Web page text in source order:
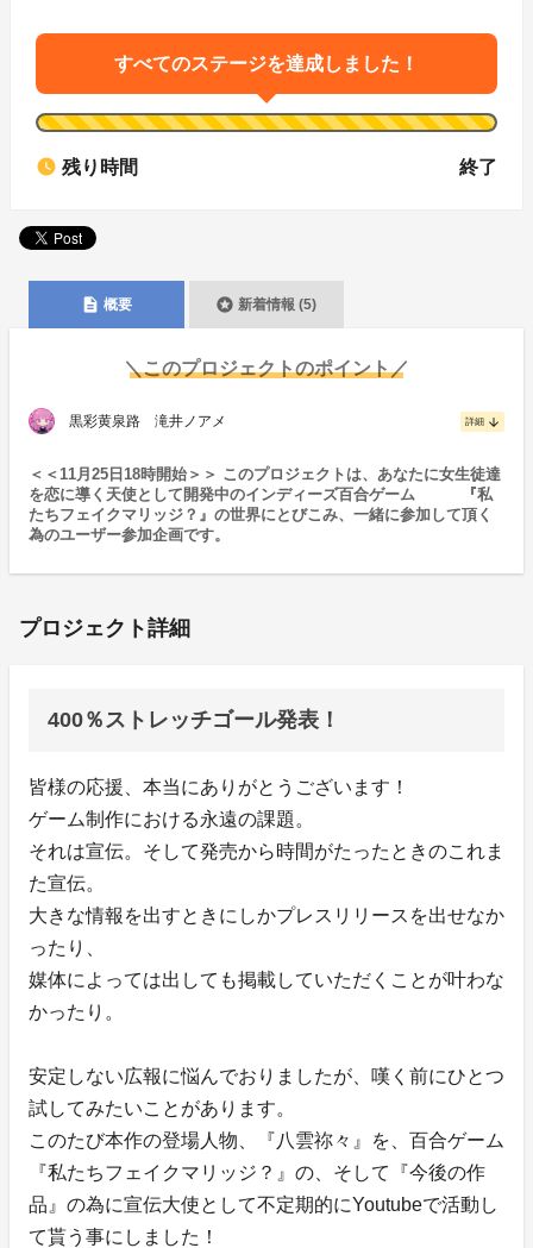
すべてのステージを達成しました！
watch_later 残り時間 終了
description 概要 stars 新着情報(5)
＼このプロジェクトのポイント／
黒彩黄泉路 滝井ノアメ 詳細 arrow_downward
＜＜11月25日18時開始＞＞ このプロジェクトは、あなたに女生徒達
を恋に導く天使として開発中のインディーズ百合ゲーム 『私
たちフェイクマリッジ？』の世界にとびこみ、一緒に参加して頂く
為のユーザー参加企画です。
プロジェクト詳細
400％ストレッチゴール発表！
皆様の応援、本当にありがとうございます！
ゲーム制作における永遠の課題。
それは宣伝。そして発売から時間がたったときのこれま
た宣伝。
大きな情報を出すときにしかプレスリリースを出せなか
ったり、
媒体によっては出しても掲載していただくことが叶わな
かったり。
安定しない広報に悩んでおりましたが、嘆く前にひとつ
試してみたいことがあります。
このたび本作の登場人物、『八雲祢々』を、百合ゲーム
『私たちフェイクマリッジ？』の、そして『今後の作
品』の為に宣伝大使として不定期的にYoutubeで活動し
て貰う事にしました！